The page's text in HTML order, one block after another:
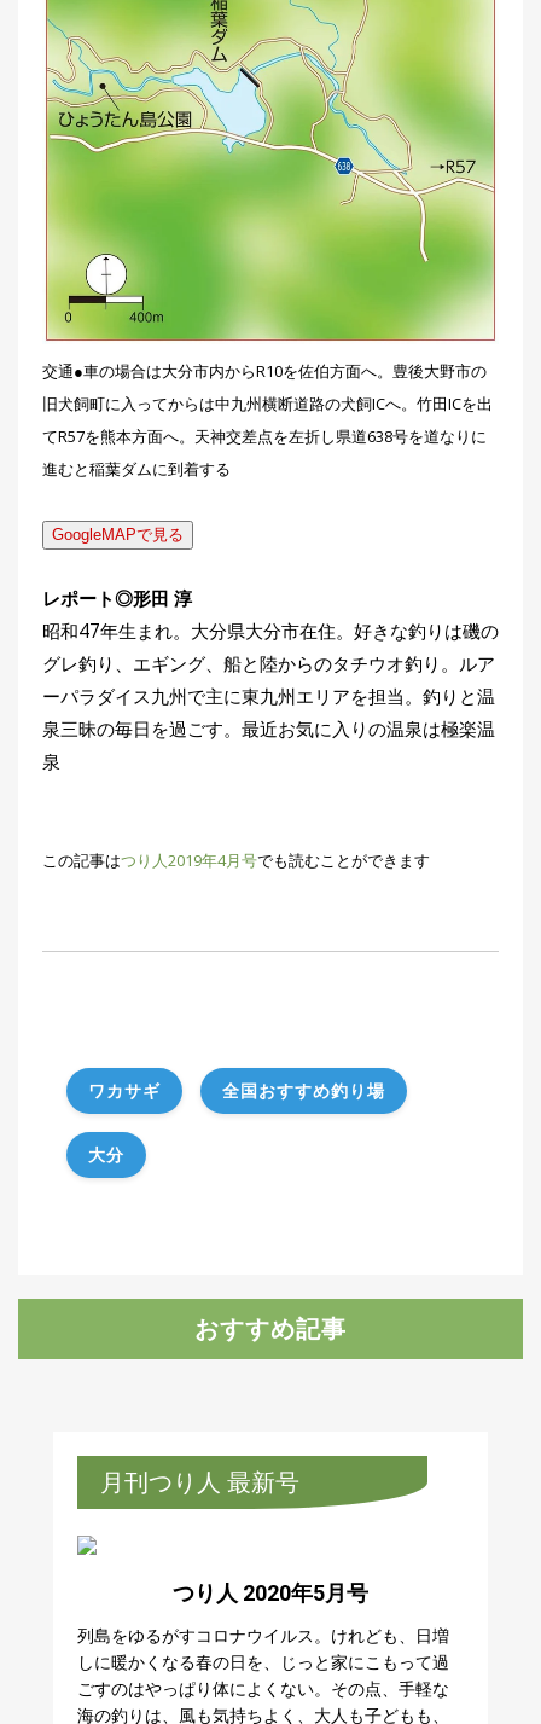
交通●車の場合は大分市内からR10を佐伯方面へ。豊後大野市の
旧犬飼町に入ってからは中九州横断道路の犬飼ICへ。竹田ICを出
てR57を熊本方面へ。天神交差点を左折し県道638号を道なりに
進むと稲葉ダムに到着する
GoogleMAPで見る
レポート◎形田 淳
昭和47年生まれ。大分県大分市在住。好きな釣りは磯の
グレ釣り、エギング、船と陸からのタチウオ釣り。ルア
ーパラダイス九州で主に東九州エリアを担当。釣りと温
泉三昧の毎日を過ごす。最近お気に入りの温泉は極楽温
泉
この記事はつり人2019年4月号でも読むことができます
ワカサギ 全国おすすめ釣り場
大分
おすすめ記事
月刊つり人 最新号
つり人 2020年5月号
列島をゆるがすコロナウイルス。けれども、日増
しに暖かくなる春の日を、じっと家にこもって過
ごすのはやっぱり体によくない。その点、手軽な
海の釣りは、風も気持ちよく、大人も子どもも、